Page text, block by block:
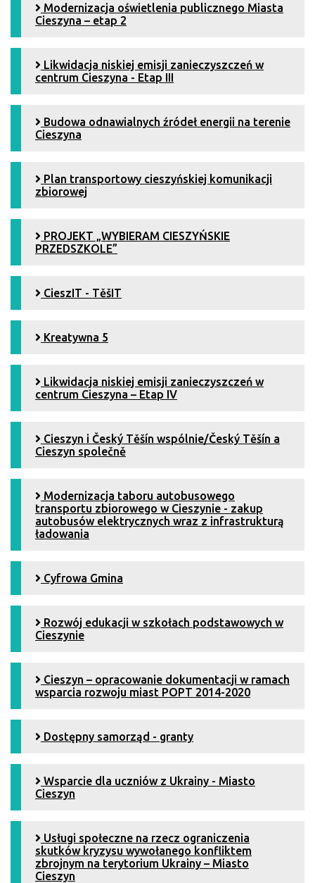
Modernizacja oświetlenia publicznego Miasta
Cieszyna – etap 2
Likwidacja niskiej emisji zanieczyszczeń w
centrum Cieszyna - Etap III
Budowa odnawialnych źródeł energii na terenie
Cieszyna
Plan transportowy cieszyńskiej komunikacji
zbiorowej
PROJEKT „WYBIERAM CIESZYŃSKIE
PRZEDSZKOLE”
CieszIT - TěšIT
Kreatywna 5
Likwidacja niskiej emisji zanieczyszczeń w
centrum Cieszyna – Etap IV
Cieszyn i Český Těšín wspólnie/Český Těšín a
Cieszyn společně
Modernizacja taboru autobusowego
transportu zbiorowego w Cieszynie - zakup
autobusów elektrycznych wraz z infrastrukturą
ładowania
Cyfrowa Gmina
Rozwój edukacji w szkołach podstawowych w
Cieszynie
Cieszyn – opracowanie dokumentacji w ramach
wsparcia rozwoju miast POPT 2014-2020
Dostępny samorząd - granty
Wsparcie dla uczniów z Ukrainy - Miasto
Cieszyn
Usługi społeczne na rzecz ograniczenia
skutków kryzysu wywołanego konfliktem
zbrojnym na terytorium Ukrainy – Miasto
Cieszyn